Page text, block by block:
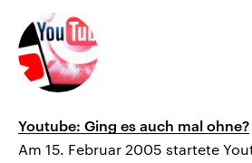
Youtube: Ging es auch mal ohne?
Am 15. Februar 2005 startete